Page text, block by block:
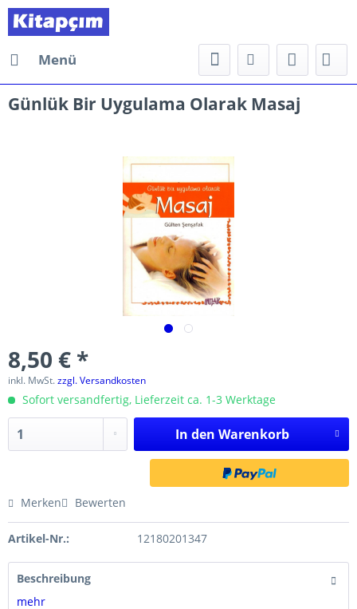
Menü
Günlük Bir Uygulama Olarak Masaj
8,50 € *
inkl. MwSt.zzgl. Versandkosten
Sofort versandfertig, Lieferzeit ca. 1-3 Werktage
In den Warenkorb
Merken Bewerten
Artikel-Nr.: 12180201347
Beschreibung
mehr